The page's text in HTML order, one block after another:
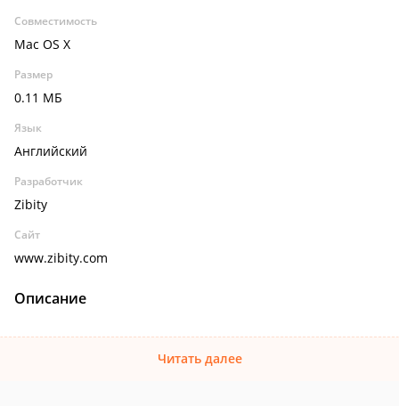
Совместимость
Mac OS X
Размер
0.11 МБ
Язык
Английский
Разработчик
Zibity
Сайт
www.zibity.com
Описание
Читать далее